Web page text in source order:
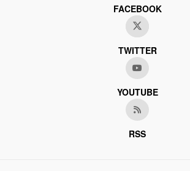
FACEBOOK
TWITTER
YOUTUBE
RSS